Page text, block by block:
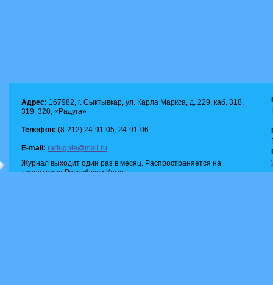
Адрес: 167982, г. Сыктывкар, ул. Карла Маркса, д. 229, каб. 318,
319, 320, «Радуга»
Телефон: (8-212) 24-91-05, 24-91-06.
E-mail: radugnie@mail.ru
Журнал выходит один раз в месяц. Распространяется на
территории Республики Коми.